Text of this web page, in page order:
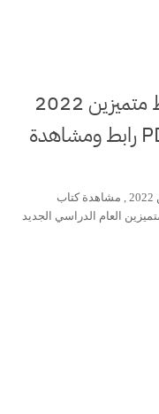
كتاب الكيمياء صف ثاني متوسط متميزين 2022
نسخة pdf جاهزة للتحميل PDF رابط ومشاهدة
تحميل كتاب الكيمياء صف ثاني متوسط متميزين 2022 , مشاهدة كتاب
متوسط متميزين العام الدراسي الجديد